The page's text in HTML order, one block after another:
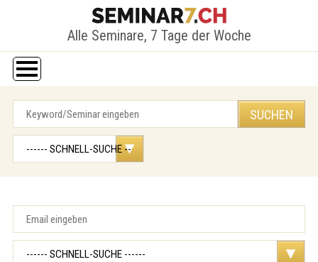
Alle Seminare, 7 Tage der Woche